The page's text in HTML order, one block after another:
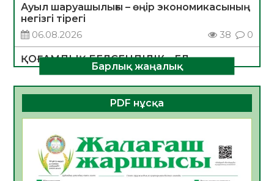
Ауыл шаруашылығы – өңір экономикасының
негізгі тірегі
06.08.2026
38 0
ҚОҒАМДЫҚ БЕЛСЕНДІЛІК – ЕЛ
ДАМУЫНЫҢ НЕГІЗІ
06.08.2026
35 0
ҚҰРЫЛТАЙ САЙЛАУЫ – БОЛАШАҚҚА
БАСТАР ЖАУАПТЫ ТАҢДАУ
06.08.2026
Инфекциялық ауруларға қарсы иммундау
жұмыстарының тиімділігі
Барлық жаңалық
PDF нұсқа